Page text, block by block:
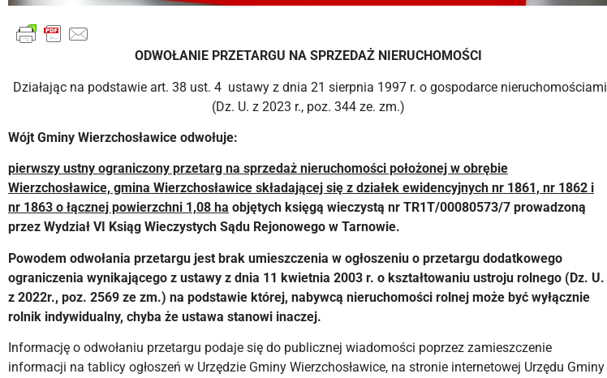
ODWOŁANIE PRZETARGU NA SPRZEDAŻ NIERUCHOMOŚCI
Działając na podstawie art. 38 ust. 4 ustawy z dnia 21 sierpnia 1997 r. o gospodarce nieruchomościami
(Dz. U. z 2023 r., poz. 344 ze. zm.)
Wójt Gminy Wierzchosławice odwołuje:
pierwszy ustny ograniczony przetarg na sprzedaż nieruchomości położonej w obrębie
Wierzchosławice, gmina Wierzchosławice składającej się z działek ewidencyjnych nr 1861, nr 1862 i
nr 1863 o łącznej powierzchni 1,08 ha objętych księgą wieczystą nr TR1T/00080573/7 prowadzoną
przez Wydział VI Ksiąg Wieczystych Sądu Rejonowego w Tarnowie.
Powodem odwołania przetargu jest brak umieszczenia w ogłoszeniu o przetargu dodatkowego
ograniczenia wynikającego z ustawy z dnia 11 kwietnia 2003 r. o kształtowaniu ustroju rolnego (Dz. U.
z 2022r., poz. 2569 ze zm.) na podstawie której, nabywcą nieruchomości rolnej może być wyłącznie
rolnik indywidualny, chyba że ustawa stanowi inaczej.
Informację o odwołaniu przetargu podaje się do publicznej wiadomości poprzez zamieszczenie
informacji na tablicy ogłoszeń w Urzędzie Gminy Wierzchosławice, na stronie internetowej Urzędu Gminy